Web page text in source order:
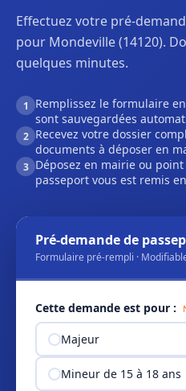
Effectuez votre pré-
pour Mondeville (14120).
quelques minutes.
1
Remplissez le formulaire
sont sauvegardées
2 Recevez votre dossier
documents à déposer en
3 Déposez en mairie ou
passeport vous est remis
Pré-demande de
Formulaire pré-rempli ·
Cette demande est pour :
Majeur
Mineur de 15 à 18 ans